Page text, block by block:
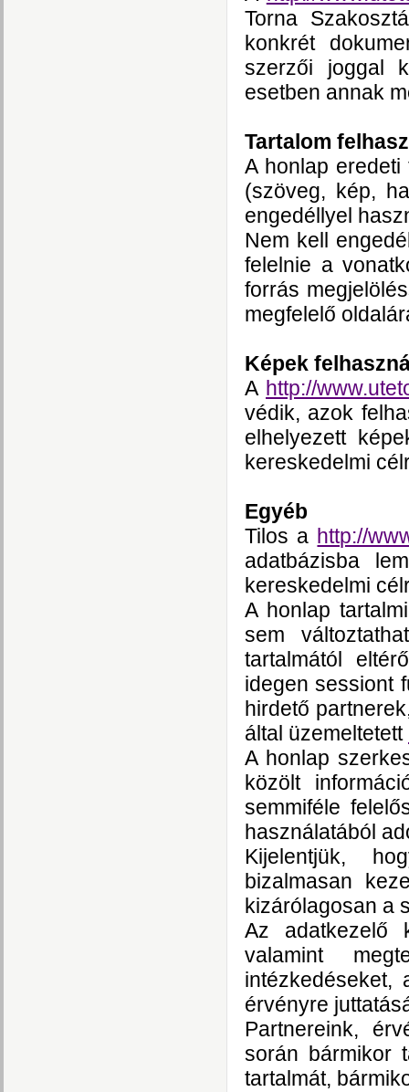
Torna
konkrét
szerzői joggal
esetben annak
Tartalom
A honlap eredeti
(szöveg, kép,
engedéllyel
Nem kell
felelnie a
forrás
megfelelő
Képek
A http://
védik, azok
elhelyezett
kereskedelmi
Egyéb
Tilos a http://
adatbázisba
kereskedelmi
A honlap
sem
tartalmától
idegen sessiont
hirdető
által üzemeltetett
A honlap
közölt
semmiféle
használatából
Kijelentjük,
bizalmasan
kizárólagosan a
Az adatkezelő
valamint
intézkedéseket,
érvényre
Partnereink,
során bármikor
tartalmát,